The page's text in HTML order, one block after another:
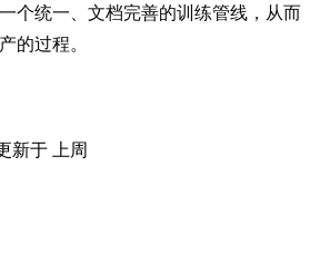
个统一、文档完善的训练管线，从而
的过程。
新于 上周